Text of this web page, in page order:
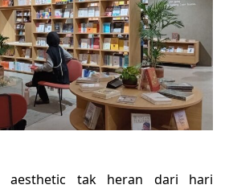
aesthetic tak heran dari hari